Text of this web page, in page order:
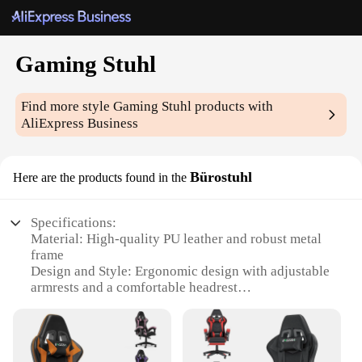
Gaming Stuhl
Find more styleGaming Stuhl products with
AliExpress Business
Here are the products found in the Bürostuhl
Specifications:
Material: High-quality PU leather and robust metal
frame
Design and Style: Ergonomic design with adjustable
armrests and a comfortable headrest
Performance and Property: Durable, stable, and
adjustable for optimal comfort
Parts and Accessories: Includes a 360-degree swivel